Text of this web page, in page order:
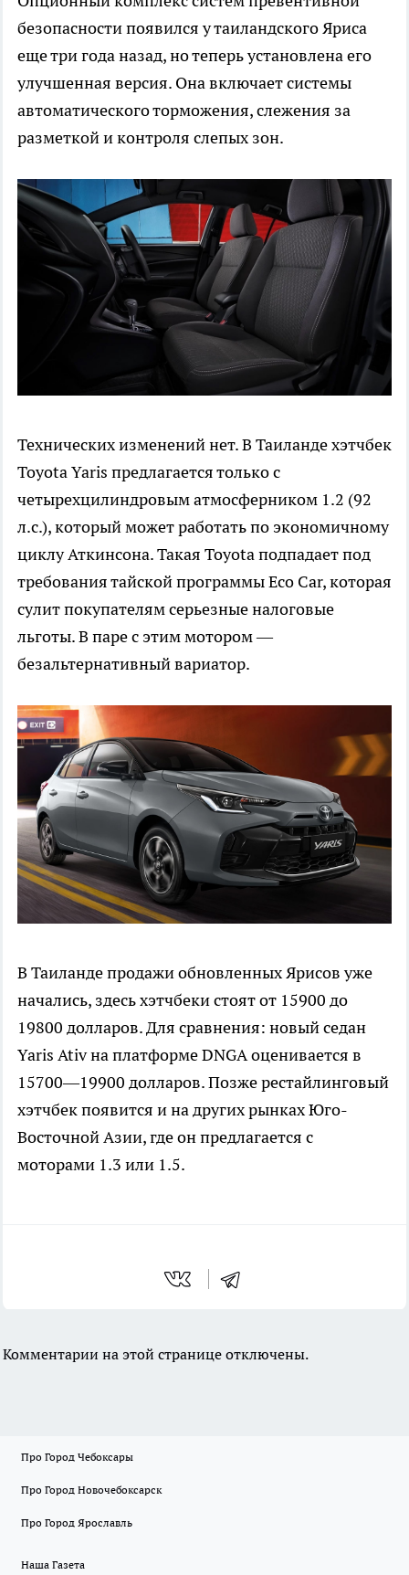
безопасности появился у таиландского Яриса
еще три года назад, но теперь установлена его
улучшенная версия. Она включает системы
автоматического торможения, слежения за
разметкой и контроля слепых зон.
Технических изменений нет. В Таиланде хэтчбек
Toyota Yaris предлагается только с
четырехцилиндровым атмосферником 1.2 (92
л.с.), который может работать по экономичному
циклу Аткинсона. Такая Toyota подпадает под
требования тайской программы Eco Car, которая
сулит покупателям серьезные налоговые
льготы. В паре с этим мотором —
безальтернативный вариатор.
В Таиланде продажи обновленных Ярисов уже
начались, здесь хэтчбеки стоят от 15900 до
19800 долларов. Для сравнения: новый седан
Yaris Ativ на платформе DNGA оценивается в
15700—19900 долларов. Позже рестайлинговый
хэтчбек появится и на других рынках Юго-
Восточной Азии, где он предлагается с
моторами 1.3 или 1.5.
Комментарии на этой странице отключены.
Про Город Чебоксары
Про Город Новочебоксарск
Про Город Ярославль
Наша Газета